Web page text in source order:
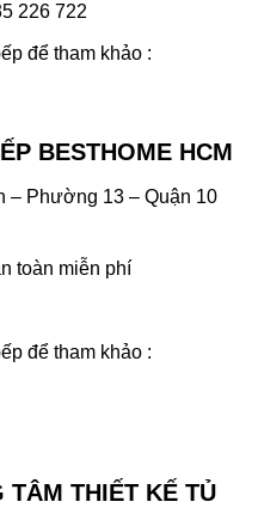
226 722
để tham khảo :
BESTHOME HCM
– Phường 13 – Quận 10
toàn miễn phí
để tham khảo :
TÂM THIẾT KẾ TỦ